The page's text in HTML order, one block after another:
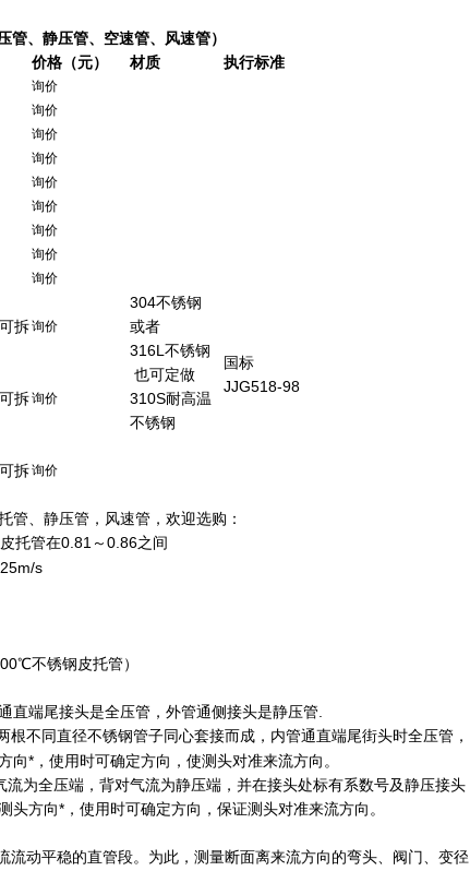
、静压管、空速管、风速管）
价格（元） 材质
执行标准
询价
304不锈钢
或者
316L不锈钢
也可定做
310S耐高温
不锈钢
国标
JJG518-98
询价
询价
询价
询价
询价
询价
询价
询价
拆询价
拆询价
拆询价
管、静压管，风速管，欢迎选购：
托管在0.81～0.86之间
s
不锈钢皮托管）
直端尾接头是全压管，外管通侧接头是静压管.
根不同直径不锈钢管子同心套接而成，内管通直端尾街头时全压管，
*，使用时可确定方向，使测头对准来流方向。
为全压端，背对气流为静压端，并在接头处标有系数号及静压接头
方向*，使用时可确定方向，保证测头对准来流方向。
流动平稳的直管段。为此，测量断面离来流方向的弯头、阀门、变径